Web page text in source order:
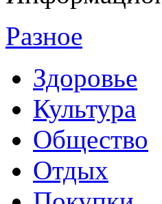
Разное
Здоровье
Культура
Общество
Отдых